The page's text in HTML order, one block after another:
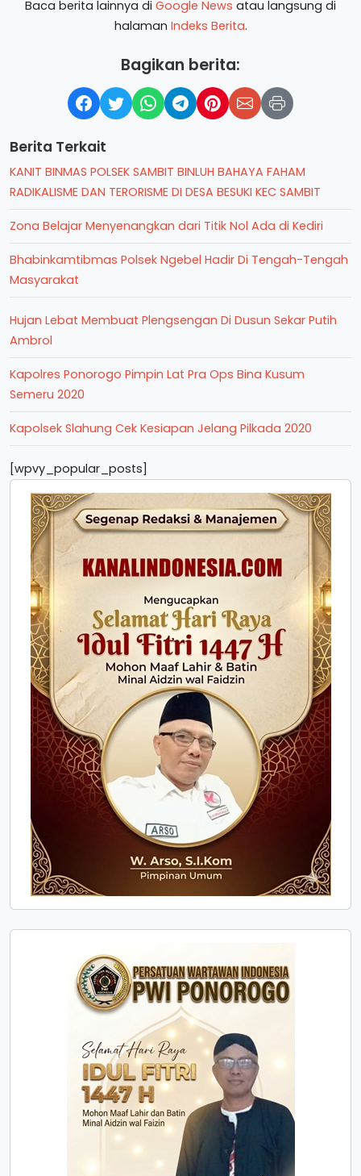
Baca berita lainnya di Google News atau langsung di
halaman Indeks Berita.
Bagikan berita:
Berita Terkait
KANIT BINMAS POLSEK SAMBIT BINLUH BAHAYA FAHAM
RADIKALISME DAN TERORISME DI DESA BESUKI KEC SAMBIT
Zona Belajar Menyenangkan dari Titik Nol Ada di Kediri
Bhabinkamtibmas Polsek Ngebel Hadir Di Tengah-Tengah
Masyarakat
Hujan Lebat Membuat Plengsengan Di Dusun Sekar Putih
Ambrol
Kapolres Ponorogo Pimpin Lat Pra Ops Bina Kusum
Semeru 2020
Kapolsek Slahung Cek Kesiapan Jelang Pilkada 2020
[wpvy_popular_posts]